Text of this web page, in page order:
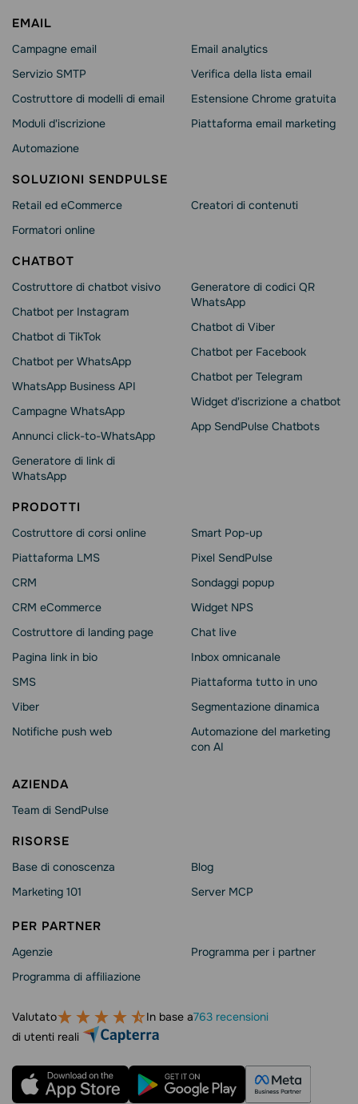
EMAIL
Campagne email
Servizio SMTP
Costruttore di modelli di email
Moduli d'iscrizione
Automazione
Email analytics
Verifica della lista email
Estensione Chrome gratuita
Piattaforma email marketing
SOLUZIONI SENDPULSE
Retail ed eCommerce
Formatori online
Сreatori di contenuti
CHATBOT
Costruttore di chatbot visivo
Chatbot per Instagram
Chatbot di TikTok
Chatbot per WhatsApp
WhatsApp Business API
Campagne WhatsApp
Annunci click-to-WhatsApp
Generatore di link di
WhatsApp
Generatore di codici QR
WhatsApp
Chatbot di Viber
Chatbot per Facebook
Chatbot per Telegram
Widget d'iscrizione a chatbot
App SendPulse Chatbots
PRODOTTI
Costruttore di corsi online
Piattaforma LMS
CRM
CRM eCommerce
Сostruttore di landing page
Pagina link in bio
SMS
Viber
Notifiche push web
Smart Pop-up
Pixel SendPulse
Sondaggi popup
Widget NPS
Chat live
Inbox omnicanale
Piattaforma tutto in uno
Segmentazione dinamica
Automazione del marketing
con AI
AZIENDA
Team di SendPulse
RISORSE
Base di conoscenza
Marketing 101
Blog
Server MCP
PER PARTNER
Agenzie
Programma di affiliazione
Programma per i partner
Valutato In base a763 recensioni
di utenti reali